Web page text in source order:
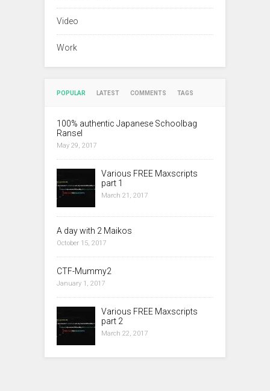
Video
Work
POPULAR LATEST COMMENTS TAGS
100% authentic Japanese Schoolbag
Ransel
May 29, 2017
Various FREE Maxscripts
part 1
March 21, 2017
A day with 2 Maikos
October 15, 2017
CTF-Mummy2
January 1, 2017
Various FREE Maxscripts
part 2
March 22, 2017